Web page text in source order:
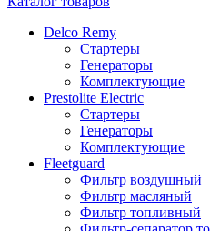
Delco Remy
Стартеры
Генераторы
Комплектующие
Prestolite Electric
Стартеры
Генераторы
Комплектующие
Fleetguard
Фильтр воздушный
Фильтр масляный
Фильтр топливный